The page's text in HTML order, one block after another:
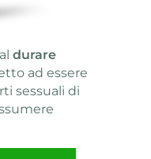
durare
ad essere
sessuali di